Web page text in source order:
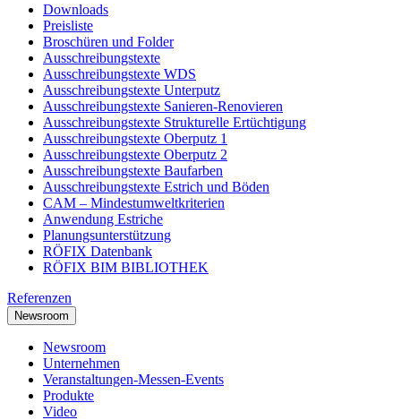
Downloads
Preisliste
Broschüren und Folder
Ausschreibungstexte
Ausschreibungstexte WDS
Ausschreibungstexte Unterputz
Ausschreibungstexte Sanieren-Renovieren
Ausschreibungstexte Strukturelle Ertüchtigung
Ausschreibungstexte Oberputz 1
Ausschreibungstexte Oberputz 2
Ausschreibungstexte Baufarben
Ausschreibungstexte Estrich und Böden
CAM – Mindestumweltkriterien
Anwendung Estriche
Planungsunterstützung
RÖFIX Datenbank
RÖFIX BIM BIBLIOTHEK
Referenzen
Newsroom
Newsroom
Unternehmen
Veranstaltungen-Messen-Events
Produkte
Video